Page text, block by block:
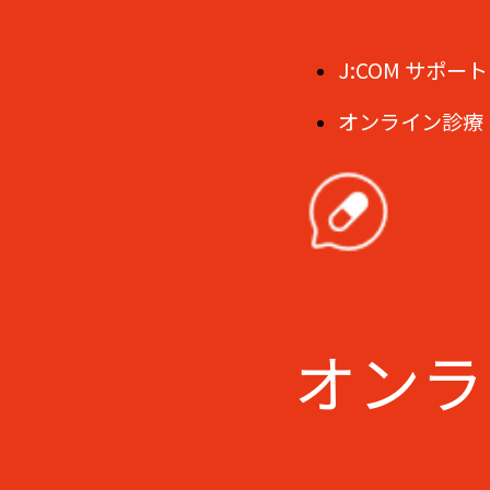
J:COM サポート
オンライン診療
オン